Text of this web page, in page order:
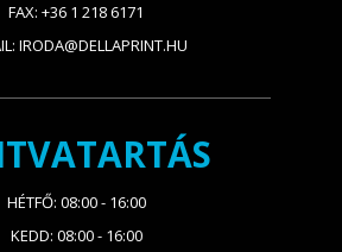
FAX: +36 1 218 6171
IRODA@DELLAPRINT.HU
HÉTFŐ: 08:00 - 16:00
KEDD: 08:00 - 16:00